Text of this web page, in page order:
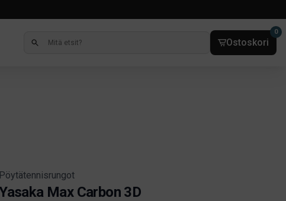
Ostoskori
0
Pöytätennisrungot
Max Carbon 3D